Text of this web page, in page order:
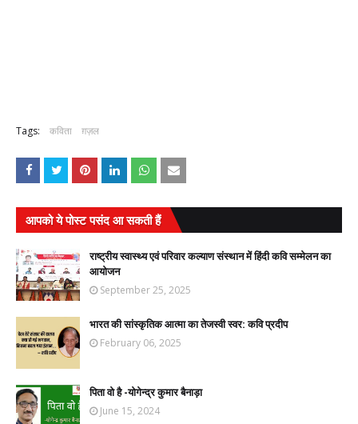
Tags: कविता ग़ज़ल
आपको ये पोस्ट पसंद आ सकती हैं
राष्ट्रीय स्वास्थ्य एवं परिवार कल्याण संस्थान में हिंदी कवि सम्मेलन का
आयोजन
September 25, 2025
भारत की सांस्कृतिक आत्मा का तेजस्वी स्वर: कवि प्रदीप
February 06, 2025
पिता वो है -योगेन्द्र कुमार बैनाड़ा
June 15, 2024